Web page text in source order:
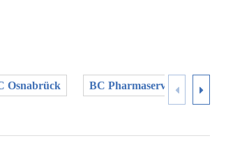
Osnabrück BC Pharmaserv Marburg